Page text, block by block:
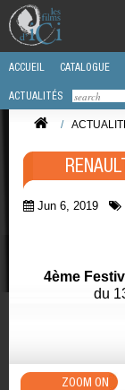
ACCUEIL CATALOGUE
ACTUALITÉS
/
Jun 6, 2019
4ème
du
ZOOM ON